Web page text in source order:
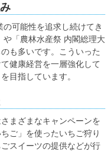
可能性を追求し続けてき
や「農林水産祭 内閣総理大
も多いです。こういった
健康経営を一層強化して
目指しています。
まざまなキャンペーンを
ご」を使ったいちご狩り
スイーツの提供などが行